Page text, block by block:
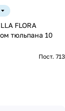
FLORA
Пост. 713